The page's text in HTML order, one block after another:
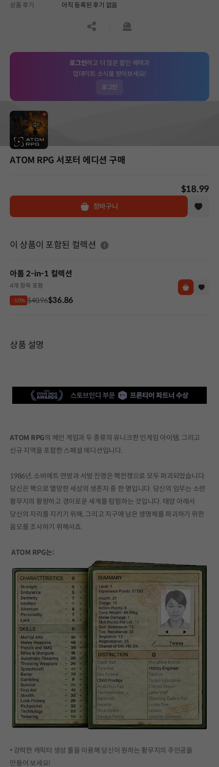
상품 후기
아직 등록된 후기 없음
공유하기신고하기
로그인하고 더 많은 할인 혜택과
업데이트 소식을 받아보세요!
로그인
ATOM RPG 서포터 에디션 구매
$18.99
장바구니
이 상품이 포함된 컬렉션 도움말
아톰 2-in-1 컬렉션
4개 항목 포함
-10% $40.96$36.86
상품 설명
ATOM RPG의 메인 게임과 두 종류의 유니크한 인게임 아이템, 그리고
신규 지역을 포함한 스페셜 에디션입니다.
1986년, 소비에트 연방과 서방 진영은 핵전쟁으로 모두 파괴되었습니다.
당신은 핵으로 멸망한 세상의 생존자 중 한 명입니다. 당신의 임무는 소련
황무지의 황량하고 경이로운 세계를 탐험하는 것입니다. 태양 아래서
당신의 자리를 지키기 위해, 그리고 지구에 남은 생명체를 파괴하기 위한
음모를 조사하기 위해서죠.
ATOM RPG는:
• 강력한 캐릭터 생성 툴을 이용해 당신이 원하는 황무지의 주인공을
만들어 보세요!